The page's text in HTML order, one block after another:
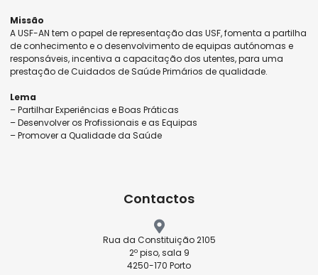
Missão
A USF-AN tem o papel de representação das USF, fomenta a partilha
de conhecimento e o desenvolvimento de equipas autónomas e
responsáveis, incentiva a capacitação dos utentes, para uma
prestação de Cuidados de Saúde Primários de qualidade.
Lema
– Partilhar Experiências e Boas Práticas
– Desenvolver os Profissionais e as Equipas
– Promover a Qualidade da Saúde
Contactos
Rua da Constituição 2105
2º piso, sala 9
4250-170 Porto